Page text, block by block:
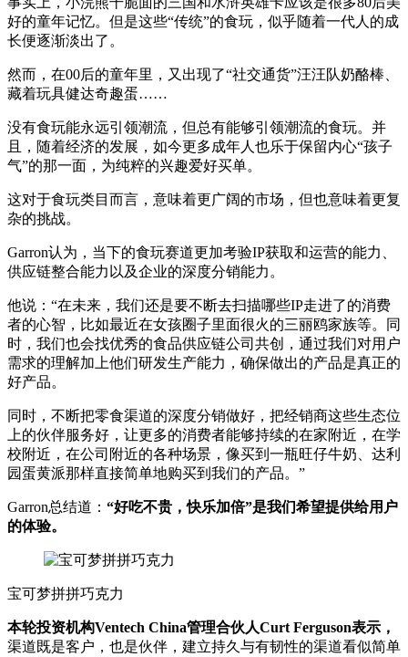
好的童年记忆。但是这些“传统”的食玩，似乎随着一代人的成
长便逐渐淡出了。
然而，在00后的童年里，又出现了“社交通货”汪汪队奶酪棒、
藏着玩具健达奇趣蛋……
没有食玩能永远引领潮流，但总有能够引领潮流的食玩。并
且，随着经济的发展，如今更多成年人也乐于保留内心“孩子
气”的那一面，为纯粹的兴趣爱好买单。
这对于食玩类目而言，意味着更广阔的市场，但也意味着更复
杂的挑战。
Garron认为，当下的食玩赛道更加考验IP获取和运营的能力、
供应链整合能力以及企业的深度分销能力。
他说：“在未来，我们还是要不断去扫描哪些IP走进了的消费
者的心智，比如最近在女孩圈子里面很火的三丽鸥家族等。同
时，我们也会找优秀的食品供应链公司共创，通过我们对用户
需求的理解加上他们研发生产能力，确保做出的产品是真正的
好产品。
同时，不断把零食渠道的深度分销做好，把经销商这些生态位
上的伙伴服务好，让更多的消费者能够持续的在家附近，在学
校附近，在公司附近的各种场景，像买到一瓶旺仔牛奶、达利
园蛋黄派那样直接简单地购买到我们的产品。”
Garron总结道： “好吃不贵，快乐加倍”是我们希望提供给用户
的体验。
宝可梦拼拼巧克力
本轮投资机构Ventech China管理合伙人Curt Ferguson表示，
渠道既是客户，也是伙伴，建立持久与有韧性的渠道看似简单